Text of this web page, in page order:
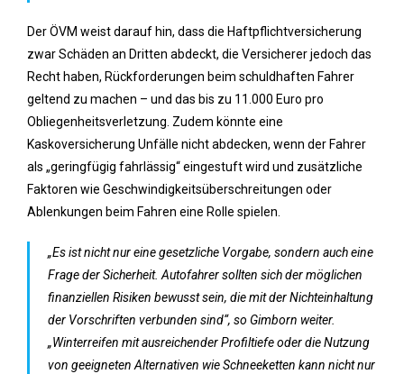
Der ÖVM weist darauf hin, dass die Haftpflichtversicherung
zwar Schäden an Dritten abdeckt, die Versicherer jedoch das
Recht haben, Rückforderungen beim schuldhaften Fahrer
geltend zu machen – und das bis zu 11.000 Euro pro
Obliegenheitsverletzung. Zudem könnte eine
Kaskoversicherung Unfälle nicht abdecken, wenn der Fahrer
als „geringfügig fahrlässig“ eingestuft wird und zusätzliche
Faktoren wie Geschwindigkeitsüberschreitungen oder
Ablenkungen beim Fahren eine Rolle spielen.
„Es ist nicht nur eine gesetzliche Vorgabe, sondern auch eine
Frage der Sicherheit. Autofahrer sollten sich der möglichen
finanziellen Risiken bewusst sein, die mit der Nichteinhaltung
der Vorschriften verbunden sind“, so Gimborn weiter.
„Winterreifen mit ausreichender Profiltiefe oder die Nutzung
von geeigneten Alternativen wie Schneeketten kann nicht nur